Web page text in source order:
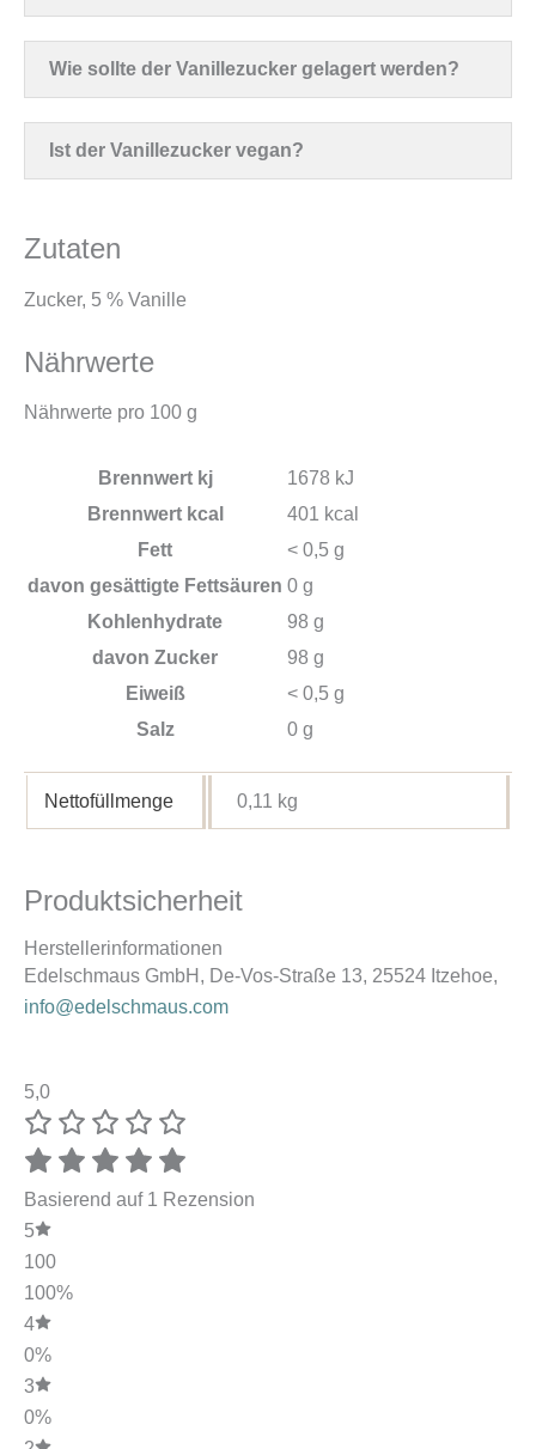
Wie sollte der Vanillezucker gelagert werden?
Ist der Vanillezucker vegan?
Zutaten
Zucker, 5 % Vanille
Nährwerte
Nährwerte pro 100 g
Brennwert kj 1678 kJ
Brennwert kcal
401 kcal
Fett
< 0,5 g
davon gesättigte Fettsäuren 0 g
Kohlenhydrate
98 g
davon Zucker 98 g
Eiweiß
< 0,5 g
Salz
0 g
Nettofüllmenge 0,11 kg
Produktsicherheit
Herstellerinformationen
Edelschmaus GmbH, De-Vos-Straße 13, 25524 Itzehoe,
info@edelschmaus.com
5,0
Basierend auf 1 Rezension
5
100
100%
4
0%
3
0%